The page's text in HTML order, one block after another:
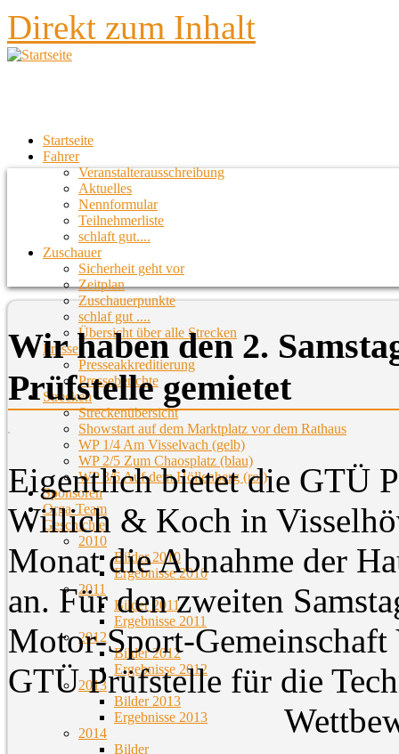
Direkt zum Inhalt
Startseite
Fahrer
Veranstalterausschreibung
Aktuelles
Nennformular
Teilnehmerliste
schlaft gut....
Zuschauer
Sicherheit geht vor
Zeitplan
Zuschauerpunkte
schlaf gut ....
Übersicht über alle Strecken
Presse
Presseakkreditierung
Presseberichte
Strecken
Streckenübersicht
Showstart auf dem Marktplatz vor dem Rathaus
WP 1/4 Am Visselvach (gelb)
WP 2/5 Zum Chaosplatz (blau)
WP 3/6 Auf dem Höllenberg (rot)
Sponsoren
Orga-Team
Geschichte
2010
Bilder 2010
Ergebnisse 2010
2011
Bilder 2011
Ergebnisse 2011
2012
Bilder 2012
Ergebnisse 2012
2013
Bilder 2013
Ergebnisse 2013
2014
Bilder
Wir haben den 2.
Prüfstelle gemietet
Eigentlich bietet die GTÜ
Willich & Koch in
Monat die Abnahme der
an. Für den zweiten
Motor-Sport-Gemeinschaft
GTÜ Prüfstelle für die